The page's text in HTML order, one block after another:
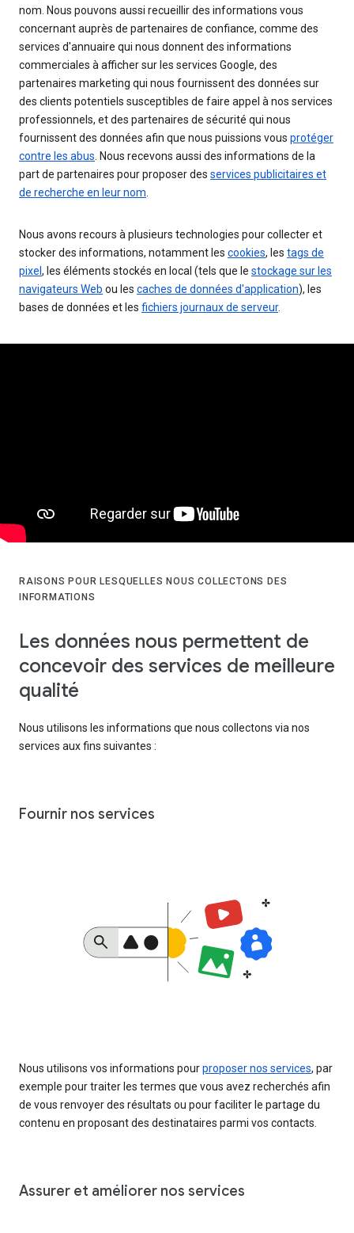
nom. Nous pouvons aussi recueillir des informations vous
concernant auprès de partenaires de confiance, comme des
services d'annuaire qui nous donnent des informations
commerciales à afficher sur les services Google, des
partenaires marketing qui nous fournissent des données sur
des clients potentiels susceptibles de faire appel à nos services
professionnels, et des partenaires de sécurité qui nous
fournissent des données afin que nous puissions vous protéger
contre les abus . Nous recevons aussi des informations de la
part de partenaires pour proposer des services publicitaires et
de recherche en leur nom
Nous avons recours à plusieurs technologies pour collecter et
stocker des informations, notamment les cookies, les tags de
pixel , les éléments stockés en local (tels que le stockage sur les
navigateurs Web ou les caches de données d'application), les
bases de données et les fichiers journaux de serveur.
RAISONS POUR LESQUELLES NOUS COLLECTONS DES
INFORMATIONS
Les données nous permettent de
concevoir des services de meilleure
qualité
Nous utilisons les informations que nous collectons via nos
services aux fins suivantes :
Fournir nos services
Nous utilisons vos informations pourproposer nos services, par
exemple pour traiter les termes que vous avez recherchés afin
de vous renvoyer des résultats ou pour faciliter le partage du
contenu en proposant des destinataires parmi vos contacts.
Assurer et améliorer nos services